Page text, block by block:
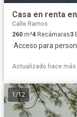
Calle Ramos
260 m²4 Recámaras3
·Acceso para
Actualizado hace más
1 /12